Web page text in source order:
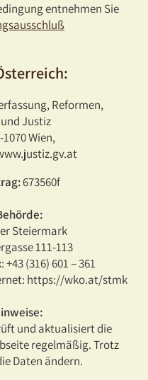
entnehmen Sie
Reformen,
Justiz
Wien,
673560f
Steiermark
111-113
+43 (316) 601 – 361
https://wko.at/stmk
und aktualisiert die
regelmäßig. Trotz
Daten ändern.